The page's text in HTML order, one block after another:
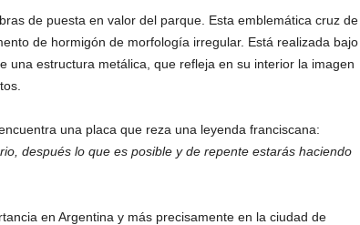
de puesta en valor del parque. Esta emblemática cruz de
de hormigón de morfología irregular. Está realizada bajo
una estructura metálica, que refleja en su interior la imagen
una placa que reza una leyenda franciscana:
después lo que es posible y de repente estarás haciendo
en Argentina y más precisamente en la ciudad de